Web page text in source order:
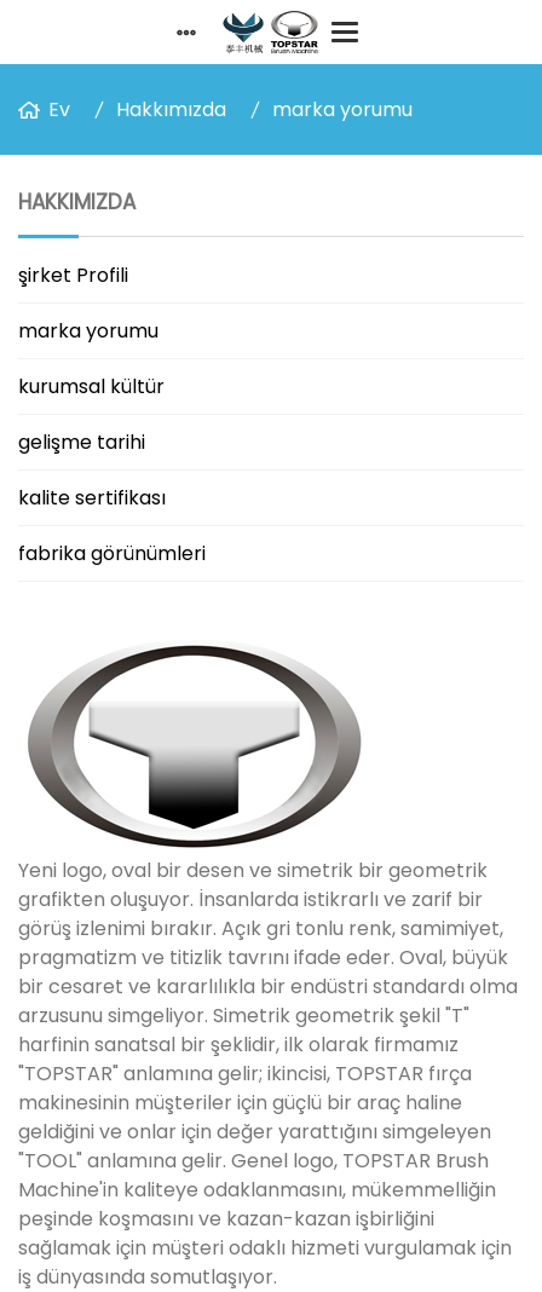
Ev Hakkımızda marka yorumu
HAKKIMIZDA
şirket Profili
marka yorumu
kurumsal kültür
gelişme tarihi
kalite sertifikası
fabrika görünümleri
Yeni logo, oval bir desen ve simetrik bir geometrik
grafikten oluşuyor. İnsanlarda istikrarlı ve zarif bir
görüş izlenimi bırakır. Açık gri tonlu renk, samimiyet,
pragmatizm ve titizlik tavrını ifade eder. Oval, büyük
bir cesaret ve kararlılıkla bir endüstri standardı olma
arzusunu simgeliyor. Simetrik geometrik şekil "T"
harfinin sanatsal bir şeklidir, ilk olarak firmamız
"TOPSTAR" anlamına gelir; ikincisi, TOPSTAR fırça
makinesinin müşteriler için güçlü bir araç haline
geldiğini ve onlar için değer yarattığını simgeleyen
"TOOL" anlamına gelir. Genel logo, TOPSTAR Brush
Machine'in kaliteye odaklanmasını, mükemmelliğin
peşinde koşmasını ve kazan-kazan işbirliğini
sağlamak için müşteri odaklı hizmeti vurgulamak için
iş dünyasında somutlaşıyor.